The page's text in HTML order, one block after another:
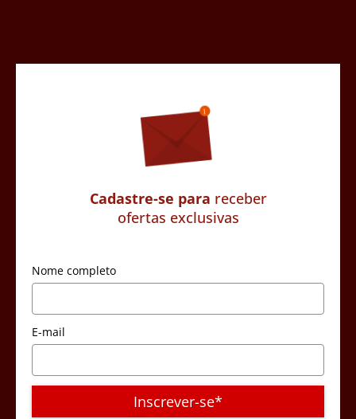
Cadastre-se para receber
ofertas exclusivas
Nome completo
E-mail
Inscrever-se*